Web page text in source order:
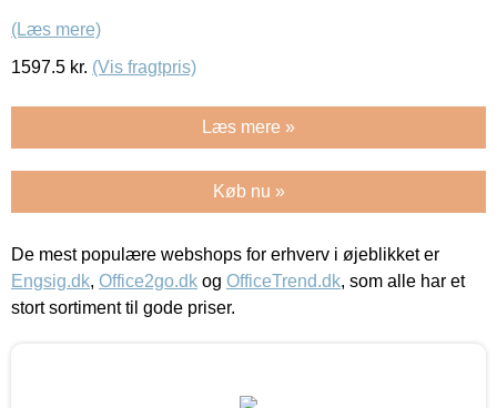
(Læs mere)
1597.5 kr. (Vis fragtpris)
Læs mere »
Køb nu »
De mest populære webshops for erhverv i øjeblikket er
Engsig.dk, Office2go.dk og OfficeTrend.dk, som alle har et
stort sortiment til gode priser.